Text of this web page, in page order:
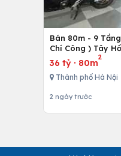
Bán 80m - 9
Chí Công ) Tây
36 tỷ · 80m
2
Thành phố Hà Nội
2 ngày trước